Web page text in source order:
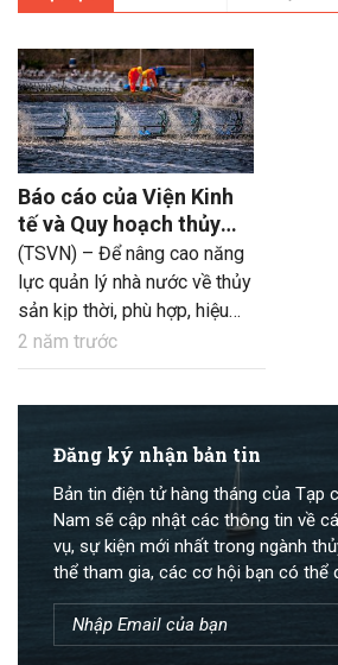
Báo cáo của Viện Kinh
tế và Quy hoạch thủy
sản về nghiên cứu
“Nâng cao năng lực
quản lý nhà nước về
thủy sản”
(TSVN) – Để nâng cao năng
lực quản lý nhà nước về thủy
sản kịp thời, phù hợp, hiệu
lực, hiệu quả cao và đáp ứng
nhu cầu phát triển sản xuất
hoạch thủy sản đã nghiên
cứu và cung cấp bức tranh
toàn cảnh về hiện trạng về
quản lý nhà nước ngành.
Đồng thời, trên cơ sở dự báo
tương lai để đề xuất các nội
dung, nhiệm vụ và giải pháp
2 năm trước
Đăng ký nhận bản tin
Bản tin điện tử hàng tháng của Tạp
Nam sẽ cập nhật các thông tin về
vụ, sự kiện mới nhất trong ngành
thể tham gia, các cơ hội bạn có thể